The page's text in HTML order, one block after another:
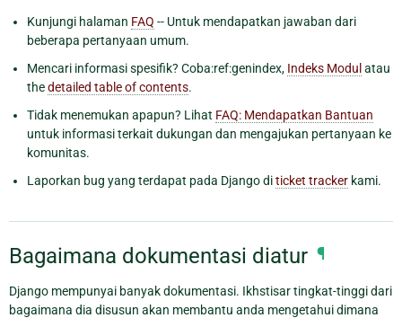
Kunjungi halaman FAQ -- Untuk mendapatkan jawaban dari
beberapa pertanyaan umum.
Mencari informasi spesifik? Coba:ref:genindex, Indeks Modul atau
thedetailed table of contents.
Tidak menemukan apapun? Lihat FAQ: Mendapatkan Bantuan
untuk informasi terkait dukungan dan mengajukan pertanyaan ke
komunitas.
Laporkan bug yang terdapat pada Django diticket tracker kami.
Bagaimana dokumentasi diatur ¶
Django mempunyai banyak dokumentasi. Ikhstisar tingkat-tinggi dari
bagaimana dia disusun akan membantu anda mengetahui dimana